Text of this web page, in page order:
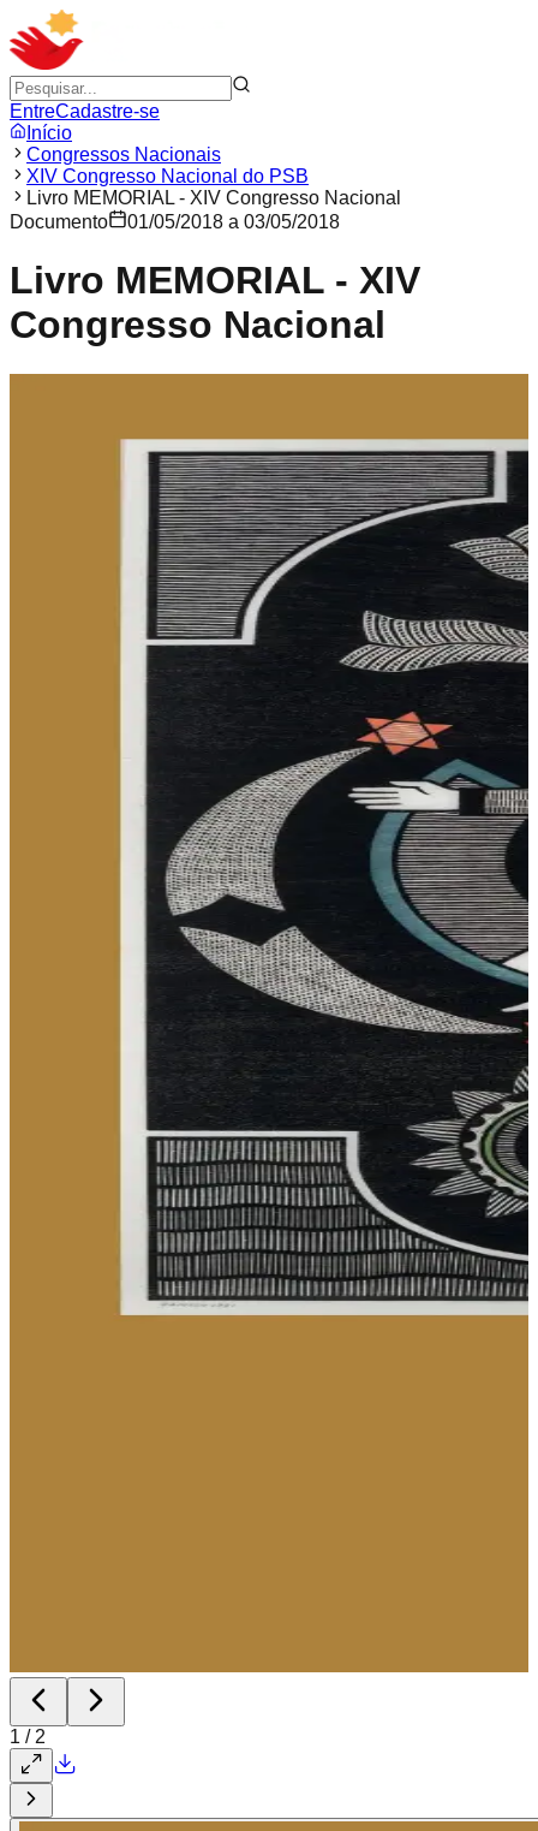
EntreCadastre-se
Início
Congressos Nacionais
XIV Congresso Nacional do PSB
Livro MEMORIAL - XIV Congresso Nacional
Documento
01/05/2018 a 03/05/2018
Livro MEMORIAL - XIV
Congresso Nacional
1 / 2